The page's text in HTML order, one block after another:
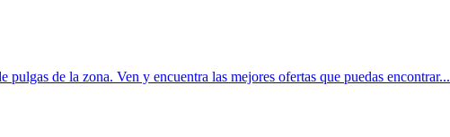
de la zona. Ven y encuentra las mejores ofertas que puedas encontrar...